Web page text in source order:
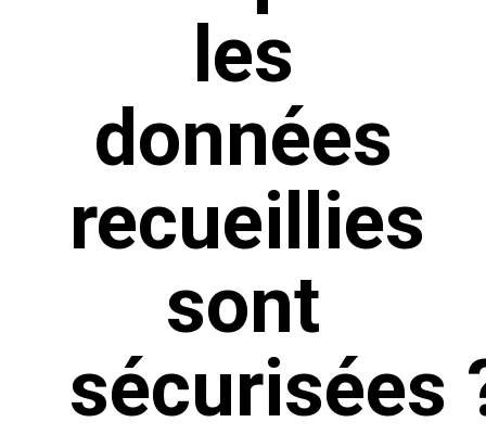
les
données
recueillies
sont
sécurisées